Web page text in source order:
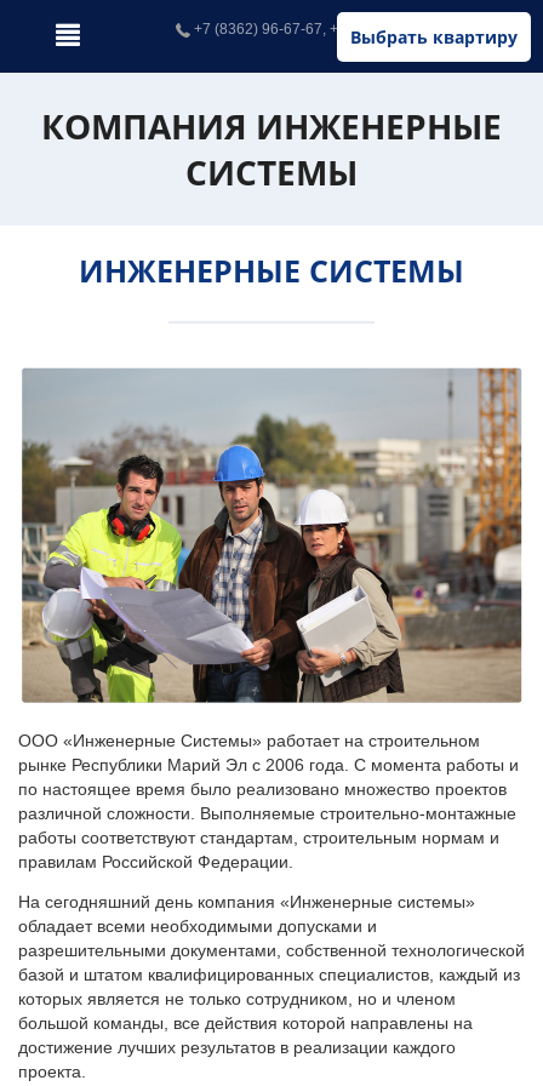
Выбрать квартиру
+7 (8362) 96-67-67, +7 (902) 326-67-67
КОМПАНИЯ ИНЖЕНЕРНЫЕ
СИСТЕМЫ
ИНЖЕНЕРНЫЕ СИСТЕМЫ
ООО «Инженерные Системы» работает на строительном
рынке Республики Марий Эл с 2006 года. С момента работы и
по настоящее время было реализовано множество проектов
различной сложности. Выполняемые строительно-монтажные
работы соответствуют стандартам, строительным нормам и
правилам Российской Федерации.
На сегодняшний день компания «Инженерные системы»
обладает всеми необходимыми допусками и
разрешительными документами, собственной технологической
базой и штатом квалифицированных специалистов, каждый из
которых является не только сотрудником, но и членом
большой команды, все действия которой направлены на
достижение лучших результатов в реализации каждого
проекта.